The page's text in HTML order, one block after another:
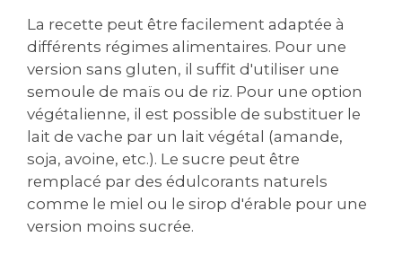
La recette peut être facilement adaptée à
différents régimes alimentaires. Pour une
version sans gluten‚ il suffit d'utiliser une
semoule de maïs ou de riz. Pour une option
végétalienne‚ il est possible de substituer le
lait de vache par un lait végétal (amande‚
soja‚ avoine‚ etc.). Le sucre peut être
remplacé par des édulcorants naturels
comme le miel ou le sirop d'érable pour une
version moins sucrée.